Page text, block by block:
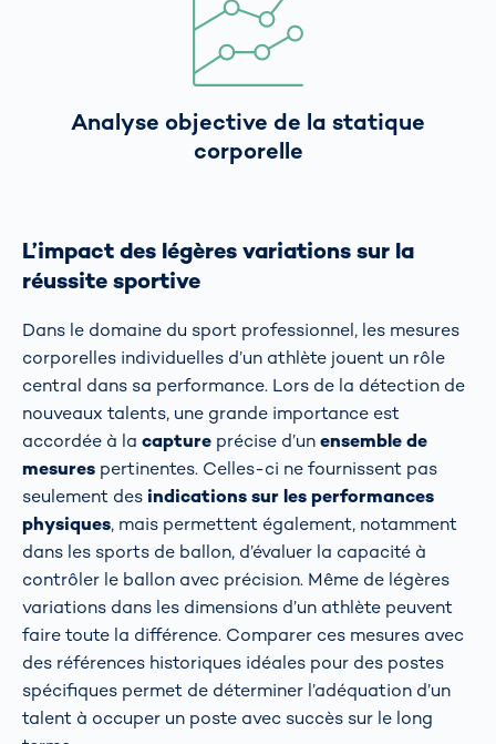
Analyse objective de la statique
corporelle
L’impact des légères variations sur la
réussite sportive
Dans le domaine du sport professionnel, les mesures
corporelles individuelles d’un athlète jouent un rôle
central dans sa performance. Lors de la détection de
nouveaux talents, une grande importance est
accordée à la capture précise d’unensemble de
mesures pertinentes. Celles-ci ne fournissent pas
seulement des indications sur les performances
physiques, mais permettent également, notamment
dans les sports de ballon, d’évaluer la capacité à
contrôler le ballon avec précision. Même de légères
variations dans les dimensions d’un athlète peuvent
faire toute la différence. Comparer ces mesures avec
des références historiques idéales pour des postes
spécifiques permet de déterminer l’adéquation d’un
talent à occuper un poste avec succès sur le long